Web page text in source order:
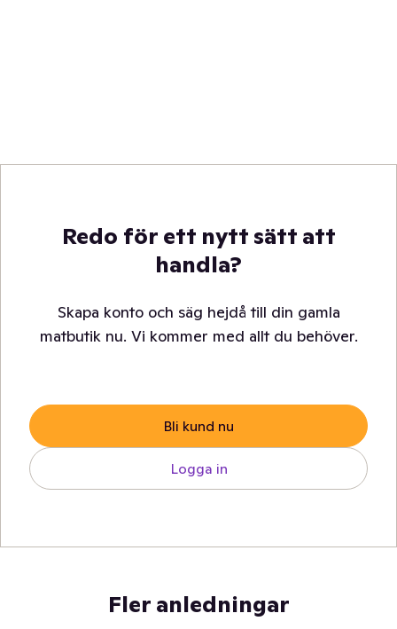
Redo för ett nytt sätt att
handla?
Skapa konto och säg hejdå till din gamla
matbutik nu. Vi kommer med allt du behöver.
Bli kund nu
Logga in
Fler anledningar